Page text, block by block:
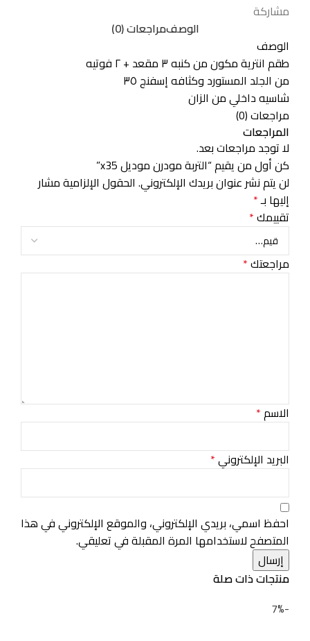
مشاركة
الوصفمراجعات (0)
الوصف
طقم انترية مكون من كنبه ٣ مقعد + ٢ فوتيه
من الجلد المستورد وكثافه إسفنج ٣٥
شاسيه داخلي من الزان
مراجعات (0)
المراجعات
لا توجد مراجعات بعد.
كن أول من يقيم “التربة مودرن موديل x35”
لن يتم نشر عنوان بريدك الإلكتروني. الحقول الإلزامية مشار
إليها بـ*
تقييمك*
مراجعتك*
الاسم*
البريد الإلكتروني*
احفظ اسمي، بريدي الإلكتروني، والموقع الإلكتروني في هذا
المتصفح لاستخدامها المرة المقبلة في تعليقي.
منتجات ذات صلة
-7%